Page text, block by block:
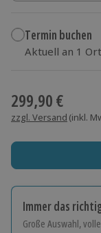
Termin buchen
Aktuell an 1
299,90 €
zzgl. Versand (inkl.
Immer das
Große Auswahl,